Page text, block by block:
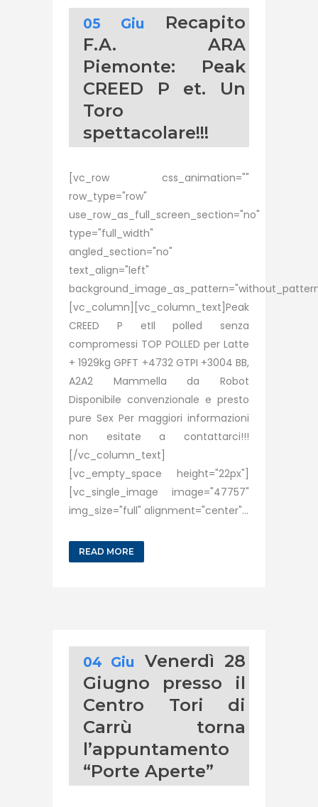
05 Giu
Recapito
F.A. ARA
Piemonte: Peak
CREED P et. Un
Toro
spettacolare!!!
[vc_row css_animation=""
row_type="row"
use_row_as_full_screen_section="no"
type="full_width"
angled_section="no"
text_align="left"
[vc_column][vc_column_text]Peak
CREED P etIl polled senza
compromessi TOP POLLED per Latte
+ 1929kg GPFT +4732 GTPI +3004 BB,
A2A2 Mammella da Robot
Disponibile convenzionale e presto
pure Sex Per maggiori informazioni
non esitate a contattarci!!!
[/vc_column_text]
[vc_empty_space height="22px"]
[vc_single_image image="47757"
img_size="full" alignment="center"...
READ MORE
04 Giu
Venerdì 28
Giugno presso il
Centro Tori di
Carrù torna
l’appuntamento
“Porte Aperte”